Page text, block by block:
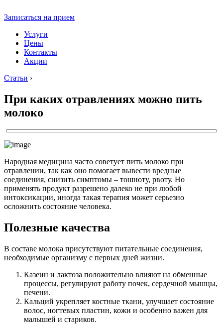
Записаться на прием
Услуги
Цены
Контакты
Акции
Статьи ›
При каких отравлениях можно пить
молоко
Народная медицина часто советует пить молоко при
отравлении, так как оно помогает вывести вредные
соединения, снизить симптомы – тошноту, рвоту. Но
применять продукт разрешено далеко не при любой
интоксикации, иногда такая терапия может серьезно
осложнить состояние человека.
Полезные качества
В составе молока присутствуют питательные соединения,
необходимые организму с первых дней жизни.
Казеин и лактоза положительно влияют на обменные
процессы, регулируют работу почек, сердечной мышцы,
печени.
Кальций укрепляет костные ткани, улучшает состояние
волос, ногтевых пластин, кожи и особенно важен для
малышей и стариков.